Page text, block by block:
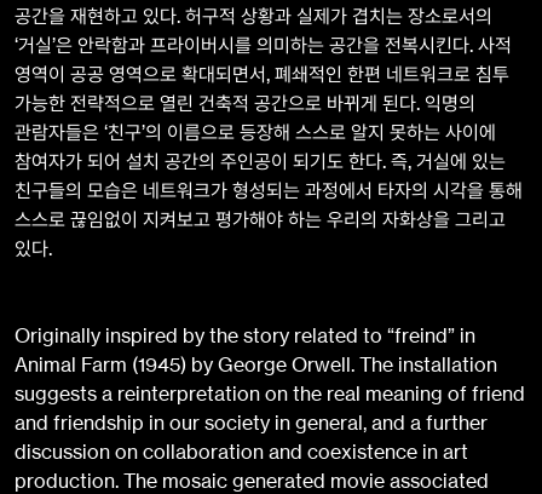
공간을 재현하고 있다. 허구적 상황과 실제가 겹치는 장소로서의
‘거실’은 안락함과 프라이버시를 의미하는 공간을 전복시킨다. 사적
영역이 공공 영역으로 확대되면서, 폐쇄적인 한편 네트워크로 침투
가능한 전략적으로 열린 건축적 공간으로 바뀌게 된다. 익명의
관람자들은 ‘친구’의 이름으로 등장해 스스로 알지 못하는 사이에
참여자가 되어 설치 공간의 주인공이 되기도 한다. 즉, 거실에 있는
친구들의 모습은 네트워크가 형성되는 과정에서 타자의 시각을 통해
스스로 끊임없이 지켜보고 평가해야 하는 우리의 자화상을 그리고
있다.
Originally inspired by the story related to “freind” in
Animal Farm (1945) by George Orwell. The installation
suggests a reinterpretation on the real meaning of friend
and friendship in our society in general, and a further
discussion on collaboration and coexistence in art
production. The mosaic generated movie associated